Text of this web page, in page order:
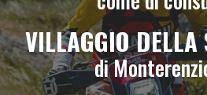
VILLAGGIO
di